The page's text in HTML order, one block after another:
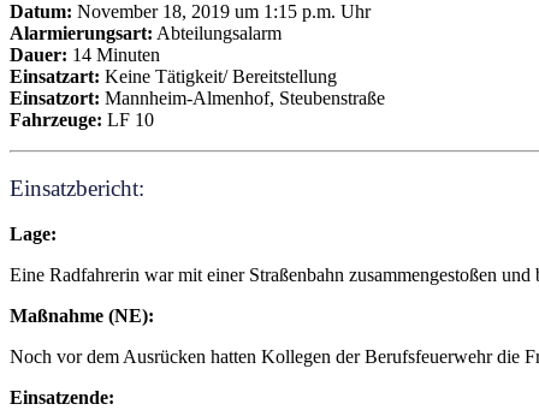
Datum: November 18, 2019 um 1:15 p.m. Uhr
Alarmierungsart: Abteilungsalarm
Dauer: 14 Minuten
Einsatzart: Keine Tätigkeit/ Bereitstellung
Einsatzort: Mannheim-Almenhof, Steubenstraße
Fahrzeuge: LF 10
Einsatzbericht:
Lage:
Eine Radfahrerin war mit einer Straßenbahn zusammengestoßen
Maßnahme (NE):
Noch vor dem Ausrücken hatten Kollegen der Berufsfeuerwehr die
Einsatzende: